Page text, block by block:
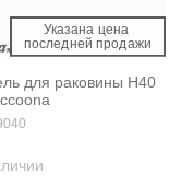
Указана цена
последней продажи
для раковины H40